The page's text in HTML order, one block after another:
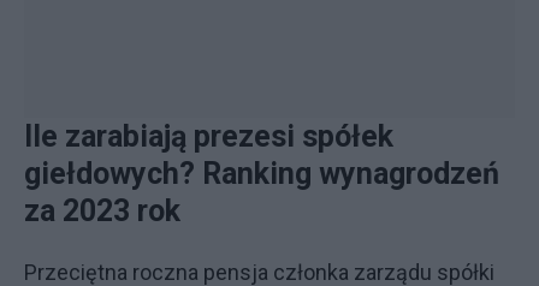
Ile zarabiają prezesi spółek
giełdowych? Ranking wynagrodzeń
za 2023 rok
Przeciętna roczna pensja członka zarządu spółki